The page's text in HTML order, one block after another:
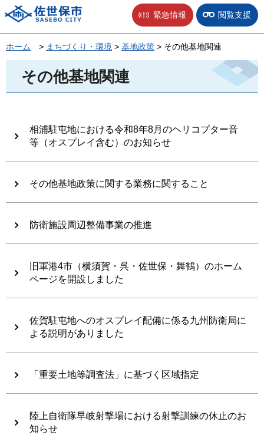
佐世保市 緊急情報 閲覧支援
ホーム > まちづくり・環境 > 基地政策 > その他基地関連
その他基地関連
相浦駐屯地における令和8年8月のヘリコプター音
等（オスプレイ含む）のお知らせ
その他基地政策に関する業務に関すること
防衛施設周辺整備事業の推進
旧軍港4市（横須賀・呉・佐世保・舞鶴）のホーム
ページを開設しました
佐賀駐屯地へのオスプレイ配備に係る九州防衛局に
よる説明がありました
「重要土地等調査法」に基づく区域指定
陸上自衛隊早岐射撃場における射撃訓練の休止のお
知らせ